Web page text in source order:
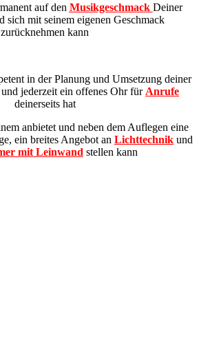
auf den Musikgeschmack Deiner
sich mit seinem eigenen Geschmack
zurücknehmen kann
in der Planung und Umsetzung deiner
jederzeit ein offenes Ohr für Anrufe
deinerseits hat
anbietet und neben dem Auflegen eine
ein breites Angebot an Lichttechnik und
mit Leinwand stellen kann